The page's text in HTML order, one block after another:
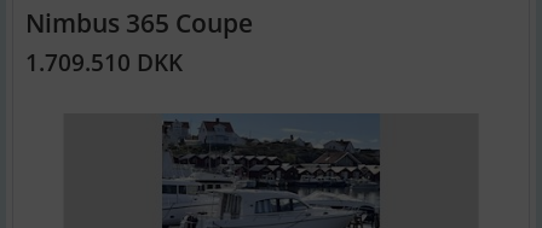
Nimbus 365 Coupe
1.709.510 DKK